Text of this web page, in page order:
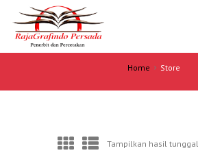
Home Store
Tampilkan hasil tunggal